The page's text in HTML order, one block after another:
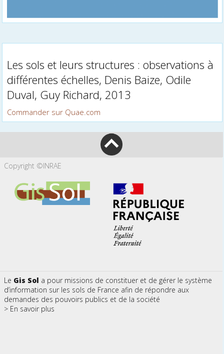
Les sols et leurs structures : observations à
différentes échelles, Denis Baize, Odile
Duval, Guy Richard, 2013
Commander sur Quae.com
Copyright ©INRAE
Le Gis Sol a pour missions de constituer et de gérer le système
d’information sur les sols de France afin de répondre aux
demandes des pouvoirs publics et de la société
> En savoir plus